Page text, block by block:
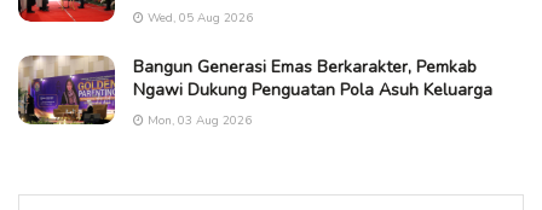
Wed, 05 Aug 2026
Bangun Generasi Emas Berkarakter, Pemkab
Ngawi Dukung Penguatan Pola Asuh Keluarga
Mon, 03 Aug 2026